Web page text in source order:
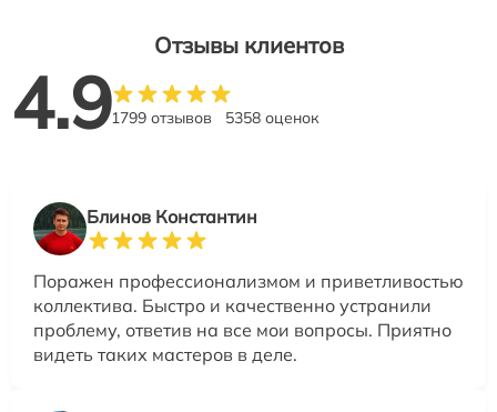
Отзывы клиентов
4.91799 отзывов 5358 оценок
Блинов Константин
Поражен профессионализмом и приветливостью
коллектива. Быстро и качественно устранили
проблему, ответив на все мои вопросы. Приятно
видеть таких мастеров в деле.